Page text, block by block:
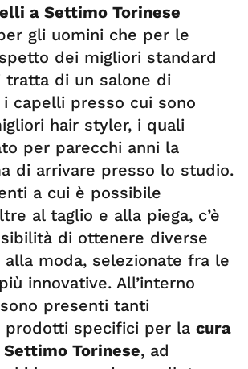
a Settimo Torinese
gli uomini che per le
dei migliori standard
tratta di un salone di
capelli presso cui sono
hair styler, i quali
per parecchi anni la
di arrivare presso lo studio.
a cui è possibile
al taglio e alla piega, c’è
di ottenere diverse
alla moda, selezionate fra le
innovative. All’interno
presenti tanti
prodotti specifici per la cura
Torinese, ad